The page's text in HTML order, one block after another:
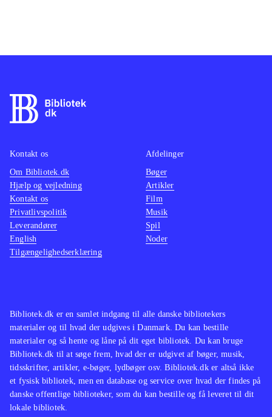
Bibliotek.dk er en samlet indgang til alle danske bibliotekers
materialer og til hvad der udgives i Danmark. Du kan bestille
materialer og så hente og låne på dit eget bibliotek. Du kan bruge
Bibliotek.dk til at søge frem, hvad der er udgivet af bøger, musik,
tidsskrifter, artikler, e-bøger, lydbøger osv. Bibliotek.dk er altså ikke
et fysisk bibliotek, men en database og service over hvad der findes på
danske offentlige biblioteker, som du kan bestille og få leveret til dit
lokale bibliotek.
Kontakt os
Om Bibliotek.dk
Hjælp og vejledning
Kontakt os
Privatlivspolitik
Leverandører
English
Tilgængelighedserklæring
Afdelinger
Bøger
Artikler
Film
Musik
Spil
Noder